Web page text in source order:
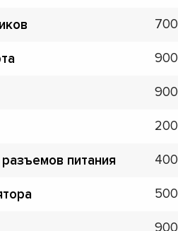
700
900
900
питания 400
500